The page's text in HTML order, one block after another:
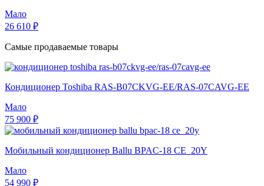
Мало
26 610 ₽
Самые продаваемые товары
Кондиционер Toshiba RAS-B07CKVG-EE/RAS-07CAVG-EE
Мало
75 900 ₽
Мобильный кондиционер Ballu BPAC-18 CE_20Y
Мало
54 990 ₽